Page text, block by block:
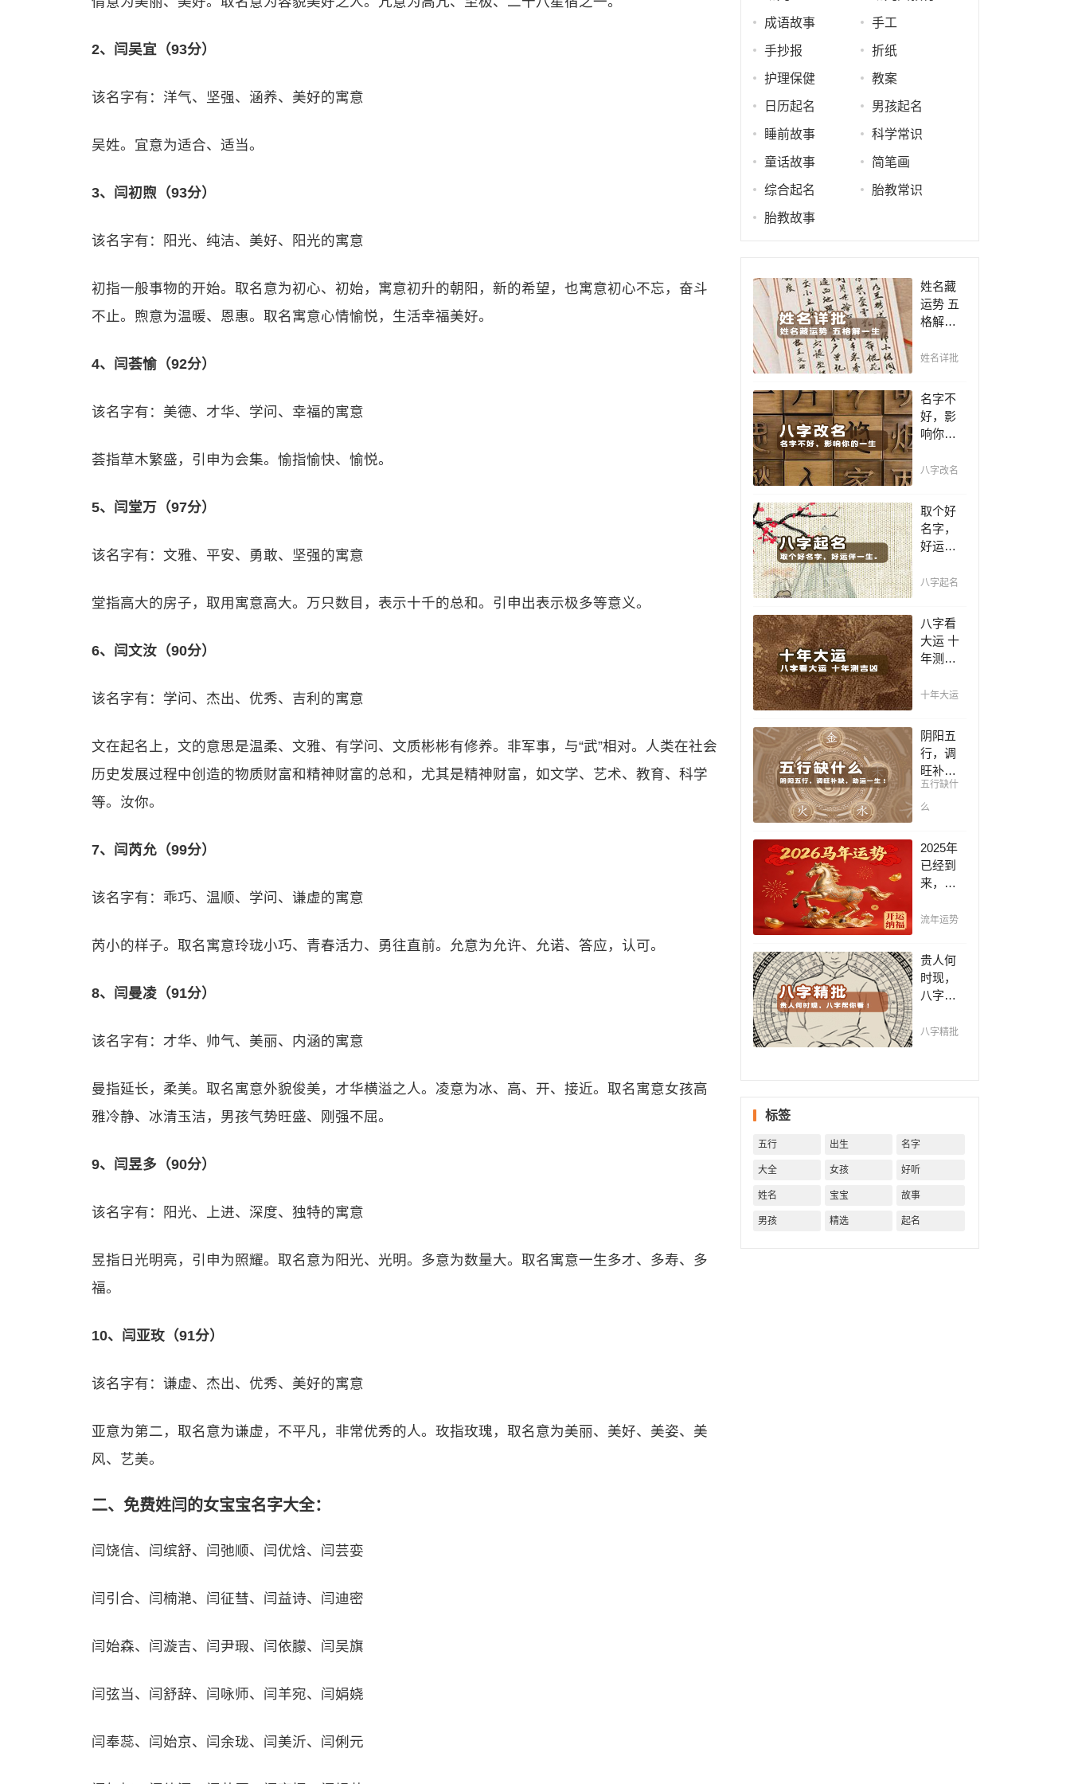
2、闫吴宜（93分）
该名字有：洋气、坚强、涵养、美好的寓意
吴姓。宜意为适合、适当。
3、闫初煦（93分）
该名字有：阳光、纯洁、美好、阳光的寓意
初指一般事物的开始。取名意为初心、初始，寓意初升的朝阳，新的希望，也寓意初心不忘，奋斗
不止。煦意为温暖、恩惠。取名寓意心情愉悦，生活幸福美好。
4、闫荟愉（92分）
该名字有：美德、才华、学问、幸福的寓意
荟指草木繁盛，引申为会集。愉指愉快、愉悦。
5、闫堂万（97分）
该名字有：文雅、平安、勇敢、坚强的寓意
堂指高大的房子，取用寓意高大。万只数目，表示十千的总和。引申出表示极多等意义。
6、闫文汝（90分）
该名字有：学问、杰出、优秀、吉利的寓意
文在起名上，文的意思是温柔、文雅、有学问、文质彬彬有修养。非军事，与“武”相对。人类在社会
历史发展过程中创造的物质财富和精神财富的总和，尤其是精神财富，如文学、艺术、教育、科学
等。汝你。
7、闫芮允（99分）
该名字有：乖巧、温顺、学问、谦虚的寓意
芮小的样子。取名寓意玲珑小巧、青春活力、勇往直前。允意为允许、允诺、答应，认可。
8、闫曼凌（91分）
该名字有：才华、帅气、美丽、内涵的寓意
曼指延长，柔美。取名寓意外貌俊美，才华横溢之人。凌意为冰、高、开、接近。取名寓意女孩高
雅冷静、冰清玉洁，男孩气势旺盛、刚强不屈。
9、闫昱多（90分）
该名字有：阳光、上进、深度、独特的寓意
昱指日光明亮，引申为照耀。取名意为阳光、光明。多意为数量大。取名寓意一生多才、多寿、多
福。
10、闫亚玫（91分）
该名字有：谦虚、杰出、优秀、美好的寓意
亚意为第二，取名意为谦虚，不平凡，非常优秀的人。玫指玫瑰，取名意为美丽、美好、美姿、美
风、艺美。
二、免费姓闫的女宝宝名字大全：
闫饶信、闫缤舒、闫弛顺、闫优焓、闫芸娈
闫引合、闫楠滟、闫征彗、闫益诗、闫迪密
闫始森、闫漩吉、闫尹瑕、闫依朦、闫吴旗
闫弦当、闫舒辞、闫咏师、闫羊宛、闫娟娆
闫奉蕊、闫始京、闫余珑、闫美沂、闫俐元
成语故事 手工
手抄报 折纸
护理保健 教案
日历起名 男孩起名
睡前故事 科学常识
童话故事 简笔画
综合起名 胎教常识
胎教故事
姓名藏
运势 五
格解一
名判断
吉凶，
你的名
字真的
适合你
姓名详批
名字不
好，影
响你的
一个好
金，好
名字让
你增加
自信、
顺！
八字改名
取个好
名字，
好运伴
赐子千
如教子
一艺；
教子一
艺，不
好名！
八字起名
八字看
大运 十
年测吉
年一运
凶，未
来命运
全知
晓。
十年大运
阴阳五
行，调
旺补
缺，助
运一
晓五
行，把
控起伏
波澜，
缺，助
一生！
五行缺什
么
2025年
已经到
来，如
把握先
吉避
凶，不
走弯
路，点
查看！
流年运势
贵人何
时现，
八字帮
平阴阳
八字精批
标签
五行 出生 名字
大全 女孩 好听
姓名 宝宝 故事
男孩 精选 起名